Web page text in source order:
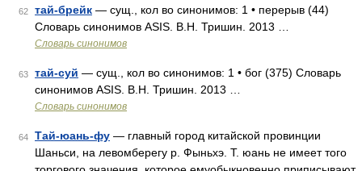
62 тай-брейк — сущ., кол во синонимов: 1 • перерыв (44)
Словарь синонимов ASIS. В.Н. Тришин. 2013 …
Словарь синонимов
63 тай-суй — сущ., кол во синонимов: 1 • бог (375) Словарь
синонимов ASIS. В.Н. Тришин. 2013 …
Словарь синонимов
64 Тай-юань-фу — главный город китайской провинции
Шаньси, на левомберегу р. Фыньхэ. Т. юань не имеет того